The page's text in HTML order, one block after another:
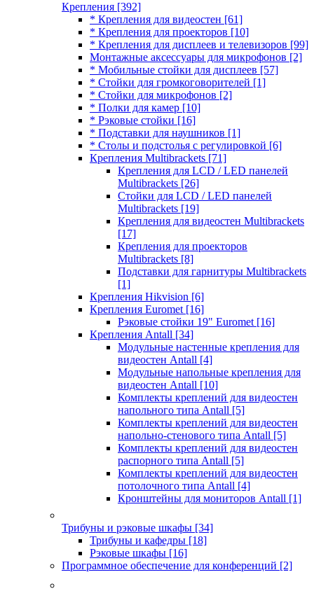
Крепления [392]
* Крепления для видеостен [61]
* Крепления для проекторов [10]
* Крепления для дисплеев и телевизоров [99]
Монтажные аксессуары для микрофонов [2]
* Мобильные стойки для дисплеев [57]
* Стойки для громкоговорителей [1]
* Стойки для микрофонов [2]
* Полки для камер [10]
* Рэковые стойки [16]
* Подставки для наушников [1]
* Столы и подстолья с регулировкой [6]
Крепления Multibrackets [71]
Крепления для LCD / LED панелей
Multibrackets [26]
Стойки для LCD / LED панелей
Multibrackets [19]
Крепления для видеостен Multibrackets
[17]
Крепления для проекторов
Multibrackets [8]
Подставки для гарнитуры Multibrackets
[1]
Крепления Hikvision [6]
Крепления Euromet [16]
Рэковые стойки 19" Euromet [16]
Крепления Antall [34]
Модульные настенные крепления для
видеостен Antall [4]
Модульные напольные крепления для
видеостен Antall [10]
Комплекты креплений для видеостен
напольного типа Antall [5]
Комплекты креплений для видеостен
напольно-стенового типа Antall [5]
Комплекты креплений для видеостен
распорного типа Antall [5]
Комплекты креплений для видеостен
потолочного типа Antall [4]
Кронштейны для мониторов Antall [1]
Трибуны и рэковые шкафы [34]
Трибуны и кафедры [18]
Рэковые шкафы [16]
Программное обеспечение для конференций [2]